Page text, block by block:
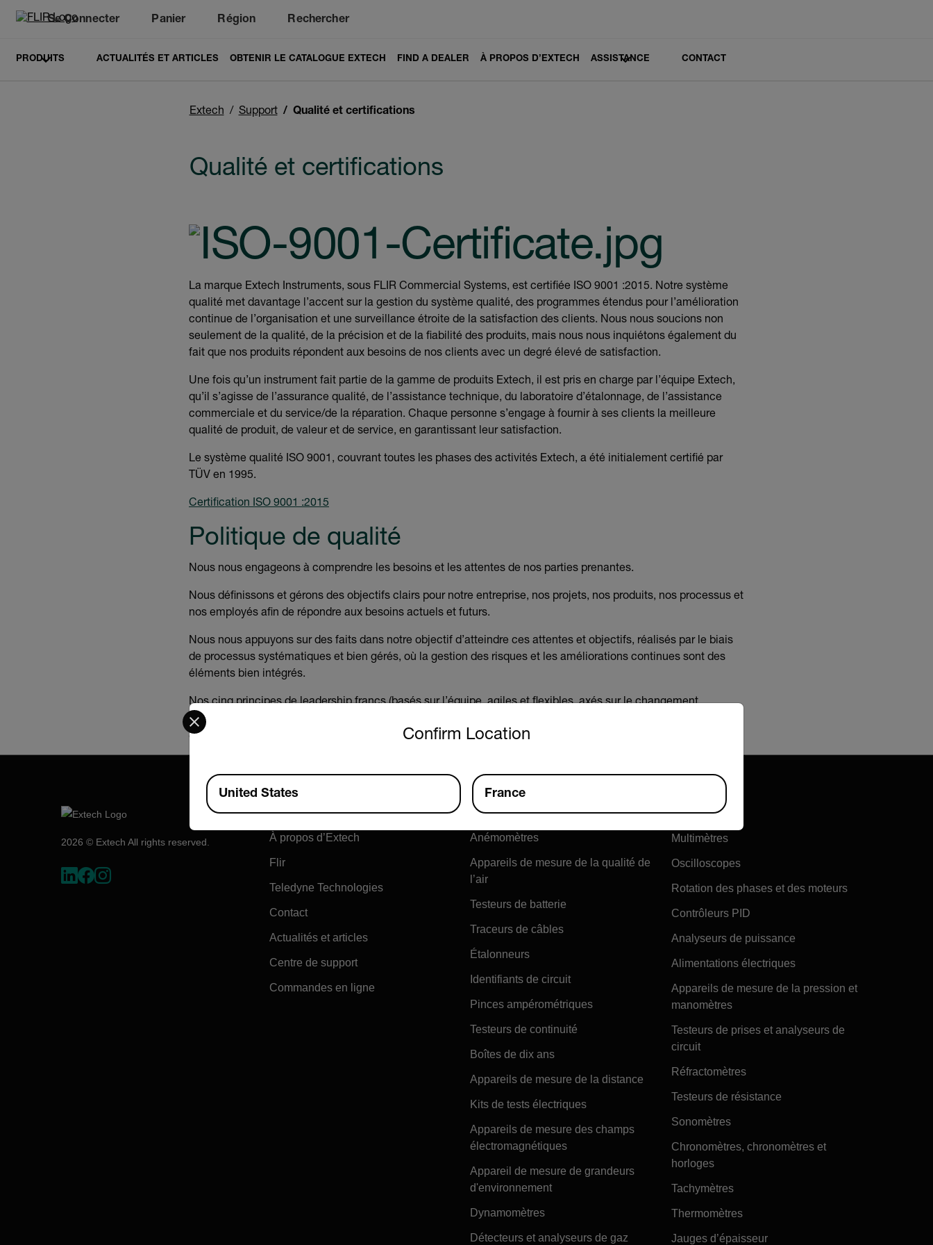
Se Connecter
Unread messages
Panier
Région Rechercher
PRODUITS ACTUALITÉS ET ARTICLES OBTENIR LE CATALOGUE EXTECH FIND A DEALER À PROPOS D’EXTECH ASSISTANCE CONTACT
Extech Support Qualité et certifications
Qualité et certifications
La marque Extech Instruments, sous FLIR Commercial Systems, est certifiée ISO 9001 :2015. Notre système
qualité met davantage l’accent sur la gestion du système qualité, des programmes étendus pour l’amélioration
continue de l’organisation et une surveillance étroite de la satisfaction des clients. Nous nous soucions non
seulement de la qualité, de la précision et de la fiabilité des produits, mais nous nous inquiétons également du
fait que nos produits répondent aux besoins de nos clients avec un degré élevé de satisfaction.
Une fois qu’un instrument fait partie de la gamme de produits Extech, il est pris en charge par l’équipe Extech,
qu’il s’agisse de l’assurance qualité, de l’assistance technique, du laboratoire d’étalonnage, de l’assistance
commerciale et du service/de la réparation. Chaque personne s’engage à fournir à ses clients la meilleure
qualité de produit, de valeur et de service, en garantissant leur satisfaction.
Le système qualité ISO 9001, couvrant toutes les phases des activités Extech, a été initialement certifié par
TÜV en 1995.
Certification ISO 9001 :2015
Politique de qualité
Nous nous engageons à comprendre les besoins et les attentes de nos parties prenantes.
Nous définissons et gérons des objectifs clairs pour notre entreprise, nos projets, nos produits, nos processus et
nos employés afin de répondre aux besoins actuels et futurs.
Nous nous appuyons sur des faits dans notre objectif d’atteindre ces attentes et objectifs, réalisés par le biais
de processus systématiques et bien gérés, où la gestion des risques et les améliorations continues sont des
éléments bien intégrés.
Nos cinq principes de leadership francs (basés sur l’équipe, agiles et flexibles, axés sur le changement,
transparents et sens commercial) guideront notre culture pour nous assurer de dépasser les besoins et les
attentes de nos parties prenantes.
2026 © Extech All rights reserved. À propos d’Extech
Flir
Teledyne Technologies
Contact
Actualités et articles
Centre de support
Commandes en ligne
Produits
Anémomètres
Appareils de mesure de la qualité de
l’air
Testeurs de batterie
Traceurs de câbles
Étalonneurs
Identifiants de circuit
Pinces ampérométriques
Testeurs de continuité
Boîtes de dix ans
Appareils de mesure de la distance
Kits de tests électriques
Appareils de mesure des champs
électromagnétiques
Appareil de mesure de grandeurs
d'environnement
Dynamomètres
Détecteurs et analyseurs de gaz
Multimètres
Oscilloscopes
Rotation des phases et des moteurs
Contrôleurs PID
Analyseurs de puissance
Alimentations électriques
Appareils de mesure de la pression et
manomètres
Testeurs de prises et analyseurs de
circuit
Réfractomètres
Testeurs de résistance
Sonomètres
Chronomètres, chronomètres et
horloges
Tachymètres
Thermomètres
Jauges d’épaisseur
Confirm Location
Select your preferred country and language from the options below to access the appropriate version of our website.
Available Locations
United States France